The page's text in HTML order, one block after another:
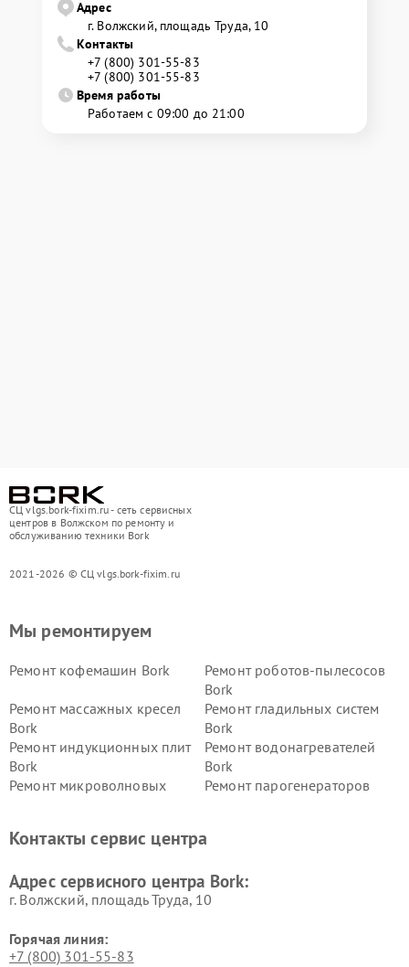
Адрес
г. Волжский, площадь Труда, 10
Контакты
+7 (800) 301-55-83
+7 (800) 301-55-83
Время работы
Работаем с 09:00 до 21:00
СЦ vlgs.bork-fixim.ru - сеть сервисных
центров в Волжском по ремонту и
обслуживанию техники Bork
2021-2026 © СЦ vlgs.bork-fixim.ru
Мы ремонтируем
Ремонт кофемашин Bork
Ремонт роботов-пылесосов
Bork
Ремонт массажных кресел
Bork
Ремонт гладильных систем
Bork
Ремонт индукционных плит
Bork
Ремонт водонагревателей
Bork
Ремонт микроволновых
Ремонт парогенераторов
воздуха Bork
Bork
Bork
Контакты сервис центра
Адрес сервисного центра Bork:
г. Волжский, площадь Труда, 10
Горячая линия:
+7 (800) 301-55-83